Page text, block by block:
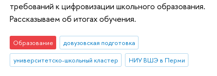
требований к цифровизации школьного образования.
Рассказываем об итогах обучения.
Образование
довузовская подготовка
университетско-школьный кластер
НИУ ВШЭ в Перми